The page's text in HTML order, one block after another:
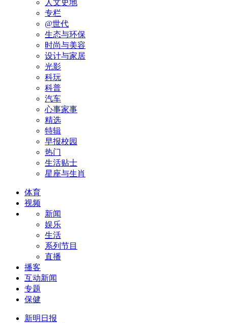
人文史地
专栏
@世代
生态与环保
时尚与美容
设计与家居
光影
科玩
科普
汽车
心事家事
精选
特辑
早报校园
热门
生活贴士
星座与生肖
体育
视频
新闻
娱乐
生活
系列节目
直播
播客
互动新闻
专题
保健
新明日报